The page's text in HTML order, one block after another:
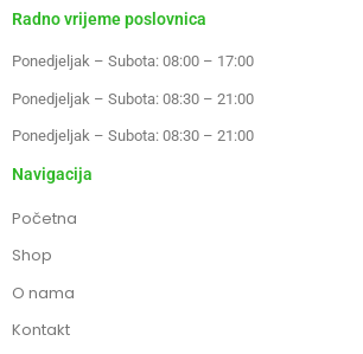
Radno vrijeme poslovnica
Ponedjeljak – Subota: 08:00 – 17:00
Ponedjeljak – Subota: 08:30 – 21:00
Ponedjeljak – Subota: 08:30 – 21:00
Navigacija
Početna
Shop
O nama
Kontakt